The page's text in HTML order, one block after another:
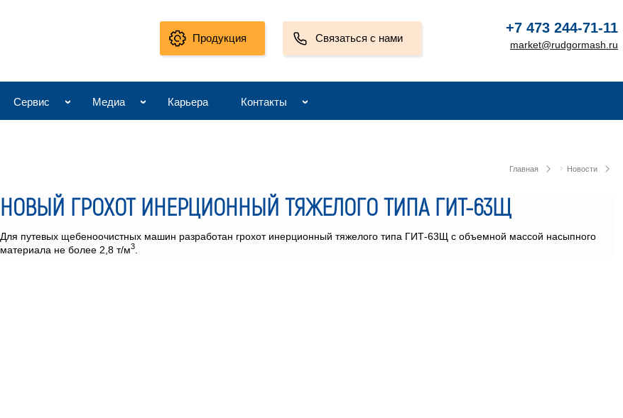
Связаться с нами
Продукция
+7 473 244-71-11
market@rudgormash.ru
Сервис Медиа Карьера Контакты
Главная Новости
НОВЫЙ ГРОХОТ ИНЕРЦИОННЫЙ ТЯЖЕЛОГО ТИПА ГИТ-63Щ
Для путевых щебеноочистных машин разработан грохот инерционный тяжелого типа ГИТ-63Щ с объемной массой насыпного
материала не более 2,8 т/м3